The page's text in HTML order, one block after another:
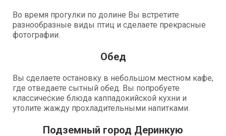
Во время прогулки по долине Вы встретите
разнообразные виды птиц и сделаете прекрасные
фотографии.
Обед
Вы сделаете остановку в небольшом местном кафе,
где отведаете сытный обед. Вы попробуете
классические блюда каппадокийской кухни и
утолите жажду прохладительными напитками.
Подземный город Деринкую